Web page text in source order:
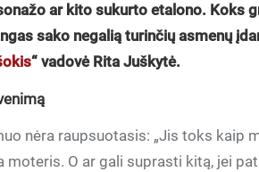
ar kito sukurto etalono. Koks
sako negalią turinčių asmenų
“ vadovė Rita Juškytė.
nėra raupsuotasis: „Jis toks kaip
moteris. O ar gali suprasti kitą, jei